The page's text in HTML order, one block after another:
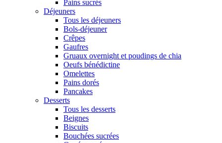
Pains sucrés
Déjeuners
Tous les déjeuners
Bols-déjeuner
Crêpes
Gaufres
Gruaux overnight et poudings de chia
Oeufs bénédictine
Omelettes
Pains dorés
Pancakes
Desserts
Tous les desserts
Beignes
Biscuits
Bouchées sucrées